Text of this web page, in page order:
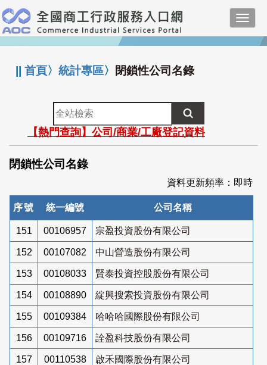
跳
到
主
要
:::
||首頁〉統計專區〉 閉鎖性公司名錄
全
站
檢
索
【熱門查詢】公司/商業/工廠登記資料
閉鎖性公司名錄
資料更新頻率：即時
序號 統一編號 公司名稱
151 00106957 宗盈投資股份有限公司
152 00107082 中山營造股份有限公司
153 00108033 賢泰投資控股股份有限公司
154 00108890 綻興搜索投資股份有限公司
155 00109384 哈哈哈國際股份有限公司
156 00109716 詮盈科技股份有限公司
157 00110538 啟禾國際股份有限公司